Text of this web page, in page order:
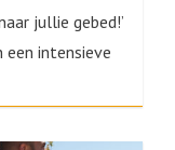
jullie gebed!’
een intensieve